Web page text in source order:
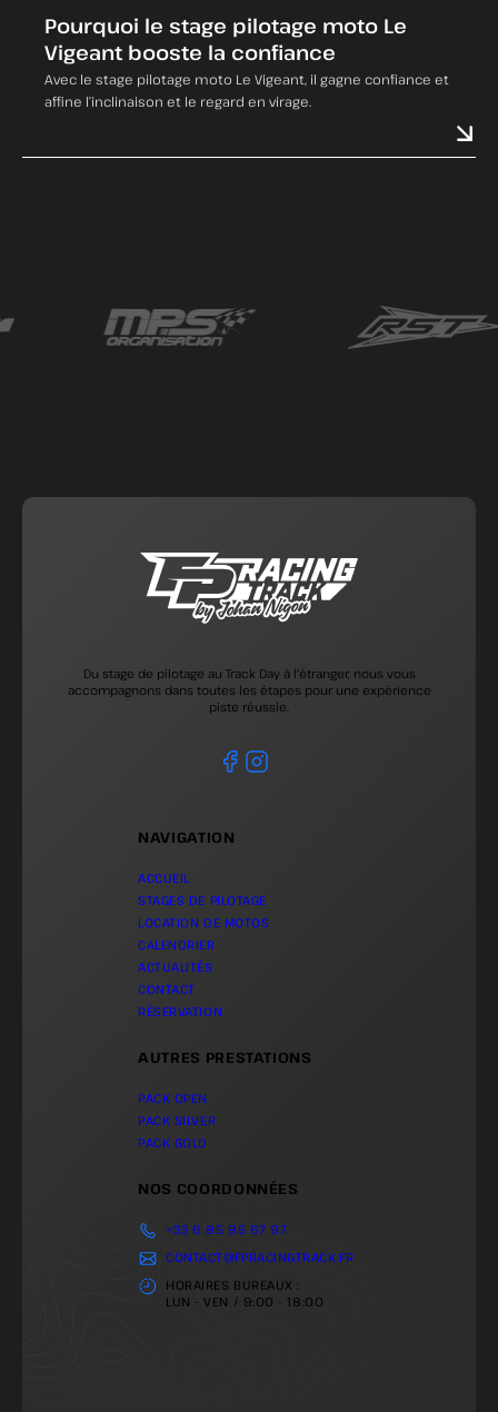
Pourquoi le stage pilotage moto Le
Vigeant booste la confiance
Avec le stage pilotage moto Le Vigeant, il gagne confiance et
affine l’inclinaison et le regard en virage.
Du stage de pilotage au Track Day à l'étranger, nous vous
accompagnons dans toutes les étapes pour une expérience
piste réussie.
NAVIGATION
ACCUEIL
STAGES DE PILOTAGE
LOCATION DE MOTOS
CALENDRIER
ACTUALITÉS
CONTACT
RÉSERVATION
AUTRES PRESTATIONS
PACK OPEN
PACK SILVER
PACK GOLD
NOS COORDONNÉES
+33 6 85 95 67 97
CONTACT@FPRACINGTRACK.FR
HORAIRES BUREAUX :
LUN - VEN / 9:00 - 18:00